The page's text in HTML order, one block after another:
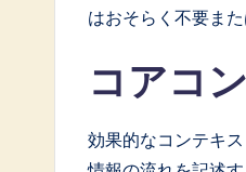
はおそらく不要ま
コアコ
効果的なコンテキ